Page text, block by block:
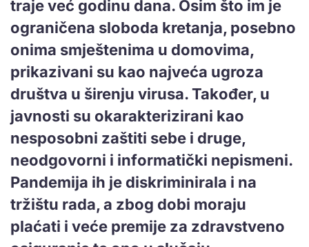
traje već godinu dana. Osim što im je
ograničena sloboda kretanja, posebno
onima smještenima u domovima,
prikazivani su kao najveća ugroza
društva u širenju virusa. Također, u
javnosti su okarakterizirani kao
nesposobni zaštiti sebe i druge,
neodgovorni i informatički nepismeni.
Pandemija ih je diskriminirala i na
tržištu rada, a zbog dobi moraju
plaćati i veće premije za zdravstveno